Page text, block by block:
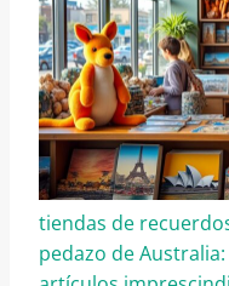
tiendas de
pedazo de